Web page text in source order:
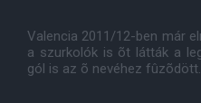
Valencia 2011/12-ben már
a szurkolók is õt látták a
gól is az õ nevéhez fûzõdött.